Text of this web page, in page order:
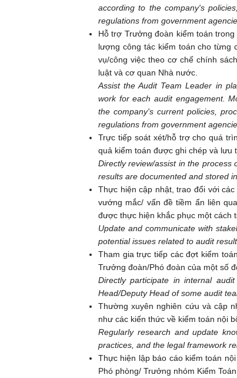
according to the company's
regulations from government
Hỗ trợ Trưởng đoàn kiểm toán
lượng công tác kiểm toán cho từng
vụ/công việc theo cơ chế chính
luật và cơ quan Nhà nước.
Assist the Audit Team Leader in
work for each audit engagement.
the company's current policies,
regulations from government
Trực tiếp soát xét/hỗ trợ cho quá
quả kiểm toán được ghi chép và lưu
Directly review/assist in the
results are documented and stored
Thực hiện cập nhật, trao đổi với
vướng mắc/ vấn đề tiềm ẩn liên
được thực hiện khắc phục một cách
Update and communicate with
potential issues related to audit
Tham gia trực tiếp các đợt kiểm
Trưởng đoàn/Phó đoàn của một số
Directly participate in internal
Head/Deputy Head of some audit
Thường xuyên nghiên cứu và cập
như các kiến thức về kiểm toán nội
Regularly research and update
practices, and the legal framework
Thực hiện lập báo cáo kiểm toán
Phó phòng/ Trưởng nhóm Kiểm Toán